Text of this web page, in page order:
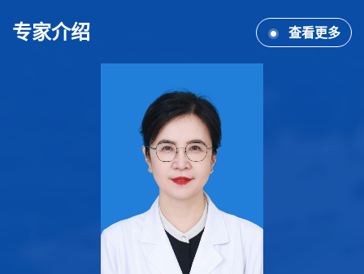
专家介绍 查看更多
中医治疗失眠的五大特色疗法：从内调到外治的全方位
指南你是不是总被失眠缠上：翻来覆去睡不着、半夜总醒、
早上醒得早，白天没精神？别愁！现在我们中医科用传统中
医疗法帮你轻松睡个好觉。一、口服中药：...
以演练筑防，为生命护航——急诊科成功开展批量车祸伤应